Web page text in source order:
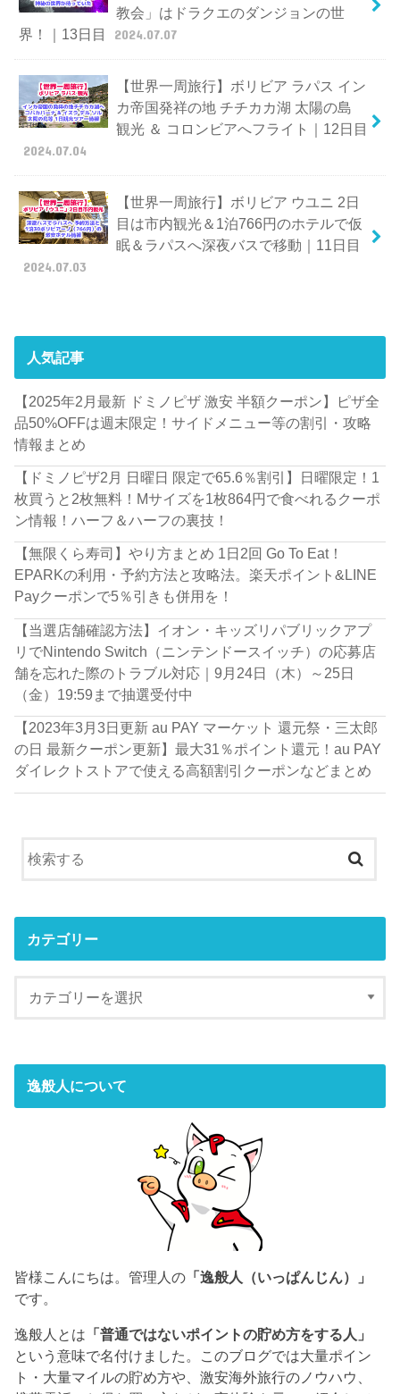
教会」はドラクエのダンジョンの世
界！｜13日目
2024.07.07
【世界一周旅行】ボリビア ラパス イン
カ帝国発祥の地 チチカカ湖 太陽の島
観光 ＆ コロンビアへフライト｜12日目
2024.07.04
【世界一周旅行】ボリビア ウユニ 2日
目は市内観光＆1泊766円のホテルで仮
眠＆ラパスへ深夜バスで移動｜11日目
2024.07.03
人気記事
【2025年2月最新 ドミノピザ 激安 半額クーポン】ピザ全
品50%OFFは週末限定！サイドメニュー等の割引・攻略
情報まとめ
【ドミノピザ2月 日曜日 限定で65.6％割引】日曜限定！1
枚買うと2枚無料！Mサイズを1枚864円で食べれるクーポ
ン情報！ハーフ＆ハーフの裏技！
【無限くら寿司】やり方まとめ 1日2回 Go To Eat！
EPARKの利用・予約方法と攻略法。楽天ポイント&LINE
Payクーポンで5％引きも併用を！
【当選店舗確認方法】イオン・キッズリパブリックアプ
リでNintendo Switch（ニンテンドースイッチ）の応募店
舗を忘れた際のトラブル対応｜9月24日（木）～25日
（金）19:59まで抽選受付中
【2023年3月3日更新 au PAY マーケット 還元祭・三太郎
の日 最新クーポン更新】最大31％ポイント還元！au PAY
ダイレクトストアで使える高額割引クーポンなどまとめ
カテゴリー
逸般人について
皆様こんにちは。管理人の 「逸般人（いっぱんじん）」
です。
逸般人とは 「普通ではないポイントの貯め方をする人」
という意味で名付けました。このブログでは大量ポイン
ト・大量マイルの貯め方や、激安海外旅行のノウハウ、